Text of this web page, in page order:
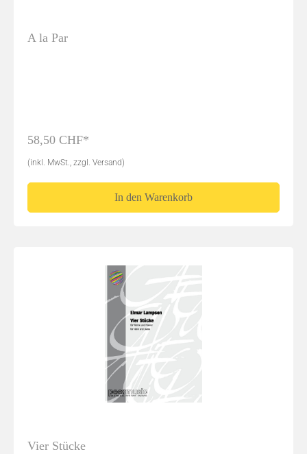
A la Par
58,50 CHF*
(inkl. MwSt., zzgl. Versand)
In den Warenkorb
Vier Stücke